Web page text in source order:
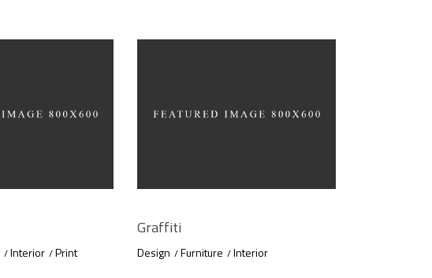
Interior Print
Graffiti
Design Furniture Interior